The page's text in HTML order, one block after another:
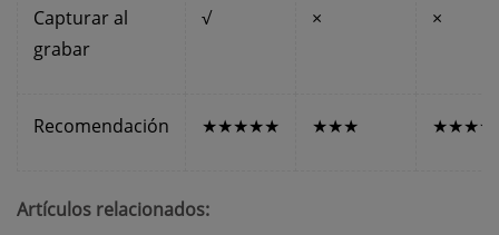
Capturar al
grabar
√ × ×
Recomendación ★★★★★ ★★★ ★★★★
Artículos relacionados: